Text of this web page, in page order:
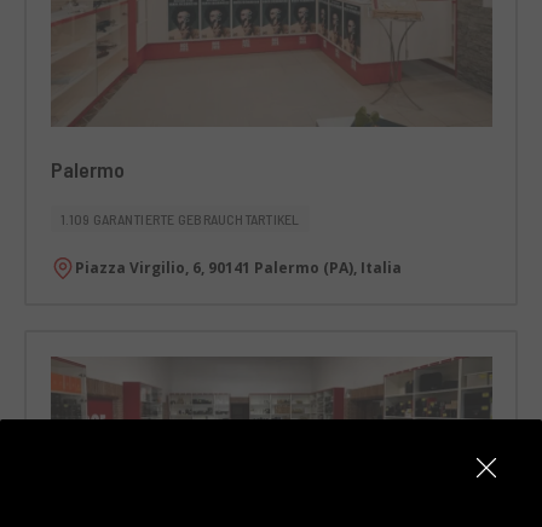
Palermo
1.109 GARANTIERTE GEBRAUCHTARTIKEL
Piazza Virgilio, 6, 90141 Palermo (PA), Italia